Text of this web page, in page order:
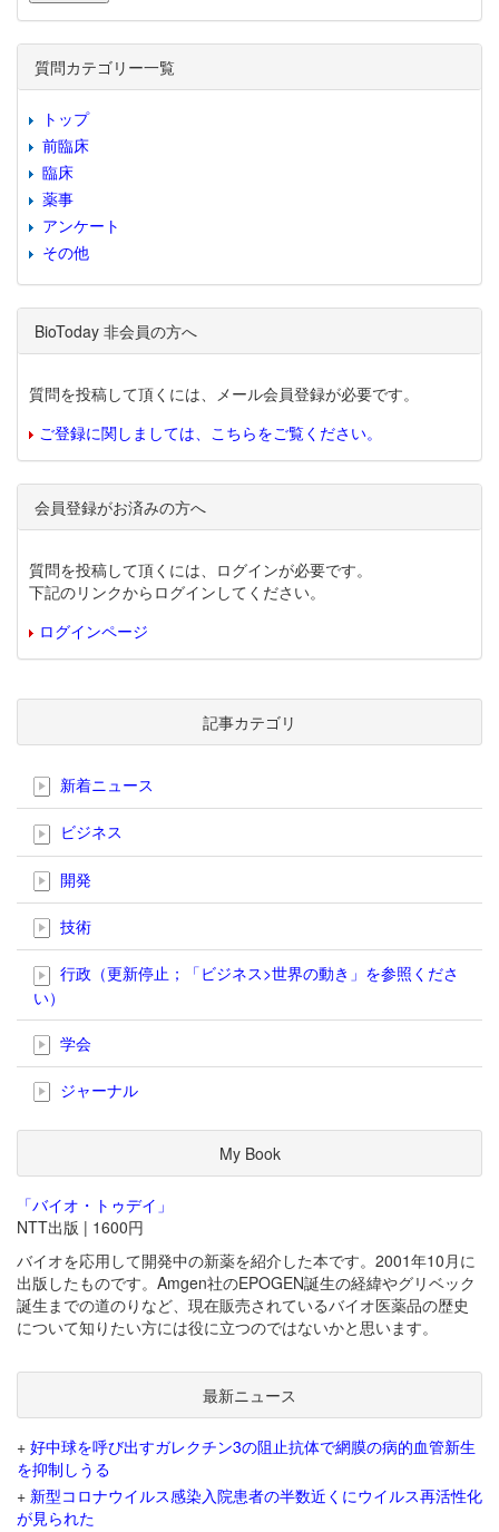
質問カテゴリー一覧
トップ
前臨床
臨床
薬事
アンケート
その他
BioToday 非会員の方へ
質問を投稿して頂くには、メール会員登録が必要です。
ご登録に関しましては、こちらをご覧ください。
会員登録がお済みの方へ
質問を投稿して頂くには、ログインが必要です。
下記のリンクからログインしてください。
ログインページ
記事カテゴリ
新着ニュース
ビジネス
開発
技術
行政（更新停止；「ビジネス>世界の動き」を参照くださ
い）
学会
ジャーナル
My Book
「バイオ・トゥデイ」
NTT出版 | 1600円
バイオを応用して開発中の新薬を紹介した本です。2001年10月に
出版したものです。Amgen社のEPOGEN誕生の経緯やグリベック
誕生までの道のりなど、現在販売されているバイオ医薬品の歴史
について知りたい方には役に立つのではないかと思います。
最新ニュース
+ 好中球を呼び出すガレクチン3の阻止抗体で網膜の病的血管新生
を抑制しうる
+ 新型コロナウイルス感染入院患者の半数近くにウイルス再活性化
が見られた